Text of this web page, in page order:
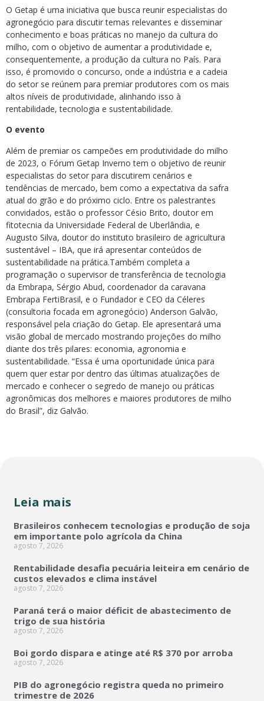
O Getap é uma iniciativa que busca reunir especialistas do
agronegócio para discutir temas relevantes e disseminar
conhecimento e boas práticas no manejo da cultura do
milho, com o objetivo de aumentar a produtividade e,
consequentemente, a produção da cultura no País. Para
isso, é promovido o concurso, onde a indústria e a cadeia
do setor se reúnem para premiar produtores com os mais
altos níveis de produtividade, alinhando isso à
rentabilidade, tecnologia e sustentabilidade.
O evento
Além de premiar os campeões em produtividade do milho
de 2023, o Fórum Getap Inverno tem o objetivo de reunir
especialistas do setor para discutirem cenários e
tendências de mercado, bem como a expectativa da safra
atual do grão e do próximo ciclo. Entre os palestrantes
convidados, estão o professor Césio Brito, doutor em
fitotecnia da Universidade Federal de Uberlândia, e
Augusto Silva, doutor do instituto brasileiro de agricultura
sustentável – IBA, que irá apresentar conteúdos de
sustentabilidade na prática.Também completa a
programação o supervisor de transferência de tecnologia
da Embrapa, Sérgio Abud, coordenador da caravana
Embrapa FertiBrasil, e o Fundador e CEO da Céleres
(consultoria focada em agronegócio) Anderson Galvão,
responsável pela criação do Getap. Ele apresentará uma
visão global de mercado mostrando projeções do milho
diante dos três pilares: economia, agronomia e
sustentabilidade. “Essa é uma oportunidade única para
quem quer estar por dentro das últimas atualizações de
mercado e conhecer o segredo de manejo ou práticas
agronômicas dos melhores e maiores produtores de milho
do Brasil”, diz Galvão.
Leia mais
Brasileiros conhecem tecnologias e produção de soja
em importante polo agrícola da China
agosto 7, 2026
Rentabilidade desafia pecuária leiteira em cenário de
custos elevados e clima instável
agosto 7, 2026
Paraná terá o maior déficit de abastecimento de
trigo de sua história
agosto 7, 2026
Boi gordo dispara e atinge até R$ 370 por arroba
agosto 7, 2026
PIB do agronegócio registra queda no primeiro
trimestre de 2026